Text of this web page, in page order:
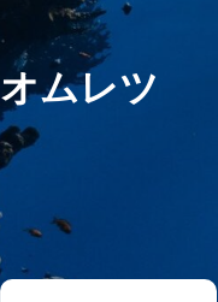
オムレツ